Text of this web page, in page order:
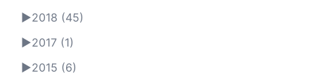
►2018 (45)
►2017 (1)
►2015 (6)